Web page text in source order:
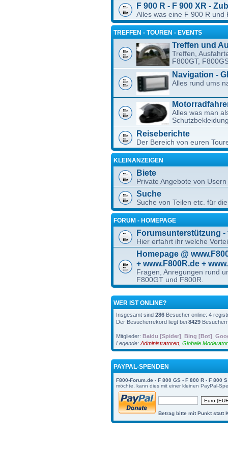
F 900 R - F 900 XR -
Alles was eine F 900 R
TREFFEN - TOUREN - EVENTS
Treffen und
Treffen,
F800GT,
Navigation -
Alles rund ums
Alles was man
Reiseberichte
Der Bereich von euren
KLEINANZEIGEN
Biete
Private Angebote von
Suche
Suche von Teilen etc. für
FORUM - HOMEPAGE
Forumsunterstützung
Hier erfahrt ihr welche
Homepage @
+ www.F800R.de +
Fragen, Anregungen rund
F800GT und F800R.
WER IST ONLINE?
Insgesamt sind 286 Besucher online: 4
Der Besucherrekord liegt bei 8429
Mitglieder: Baidu [Spider] Bing [Bot]
Legende: Administratoren Globale
PAYPAL-SPENDEN
F800-Forum.de - F 800 GS - F 800 R - F 800
möchte, kann dies mit einer kleinen PayPal-
Betrag bitte mit Punkt statt